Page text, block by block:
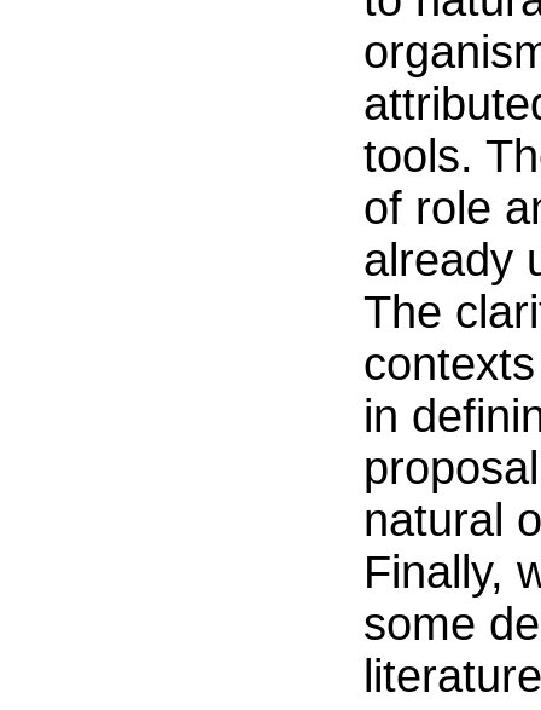
tools.
of role
already
The
in
natural
Finally,
some